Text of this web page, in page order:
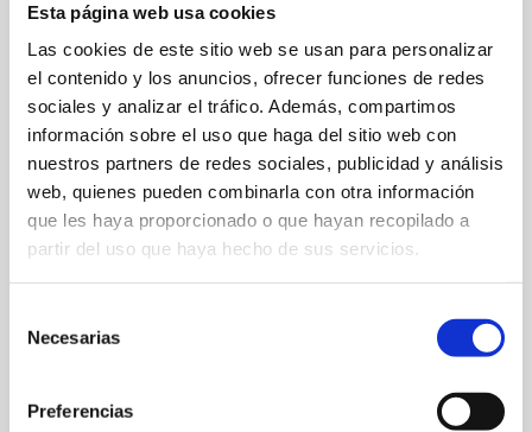
Esta página web usa cookies
Las cookies de este sitio web se usan para personalizar
el contenido y los anuncios, ofrecer funciones de redes
sociales y analizar el tráfico. Además, compartimos
información sobre el uso que haga del sitio web con
nuestros partners de redes sociales, publicidad y análisis
web, quienes pueden combinarla con otra información
que les haya proporcionado o que hayan recopilado a
partir del uso que haya hecho de sus servicios.
Necesarias
Preferencias
C/ de la Mar, 20